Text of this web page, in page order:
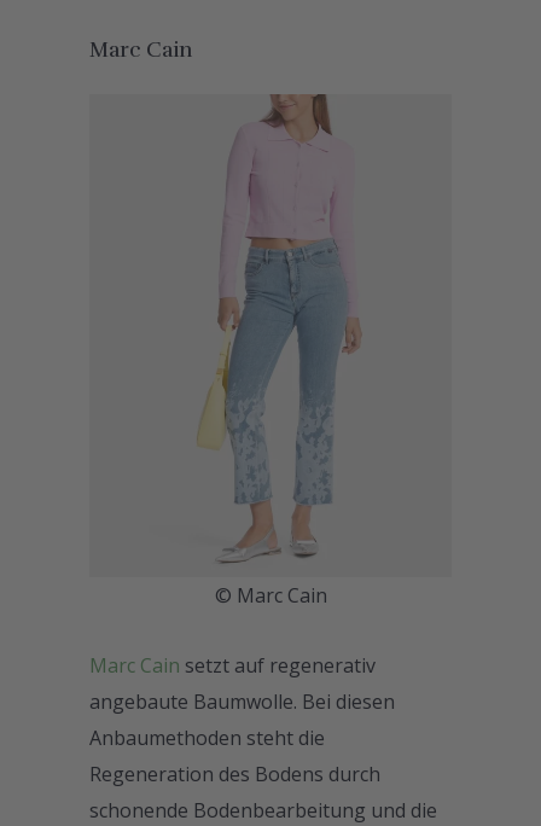
Marc Cain
© Marc Cain
Marc Cain setzt auf regenerativ
angebaute Baumwolle. Bei diesen
Anbaumethoden steht die
Regeneration des Bodens durch
schonende Bodenbearbeitung und die